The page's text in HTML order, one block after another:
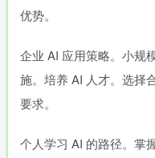
优势。
企业 AI 应用策略。小规
施。培养 AI 人才。选择
要求。
个人学习 AI 的路径。掌